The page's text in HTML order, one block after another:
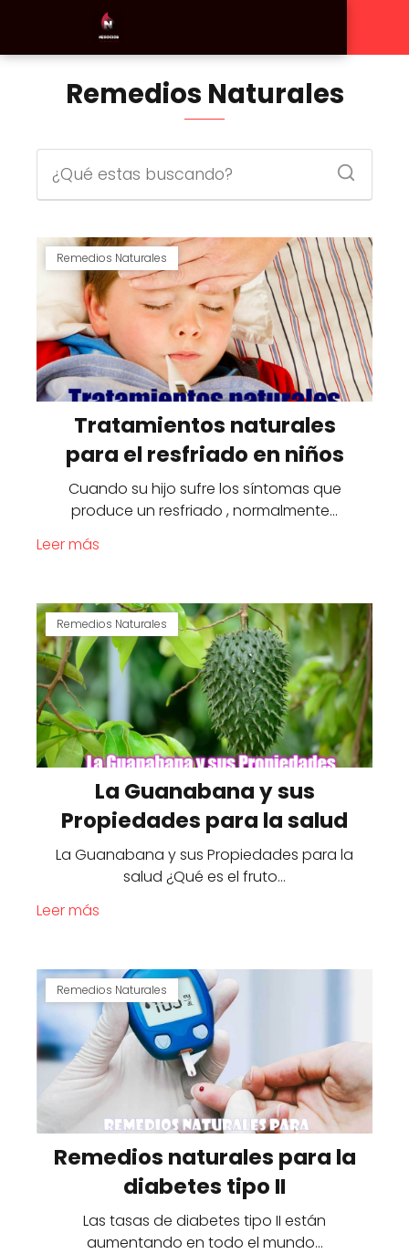
Remedios Naturales
Remedios Naturales
Tratamientos naturales
para el resfriado en niños
Cuando su hijo sufre los síntomas que
produce un resfriado , normalmente…
Leer más
Remedios Naturales
La Guanabana y sus
Propiedades para la salud
La Guanabana y sus Propiedades para la
salud ¿Qué es el fruto…
Leer más
Remedios Naturales
Remedios naturales para la
diabetes tipo II
Las tasas de diabetes tipo II están
aumentando en todo el mundo…